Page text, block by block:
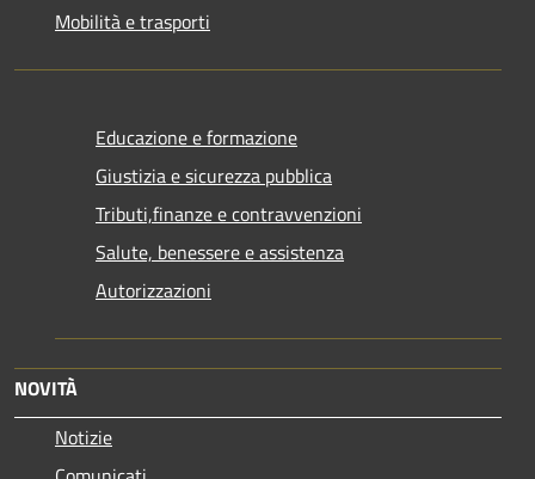
Mobilità e trasporti
Educazione e formazione
Giustizia e sicurezza pubblica
Tributi,finanze e contravvenzioni
Salute, benessere e assistenza
Autorizzazioni
NOVITÀ
Notizie